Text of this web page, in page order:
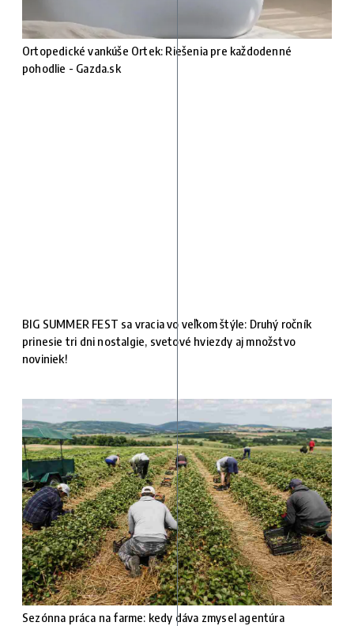
Ortopedické vankúše Ortek: Riešenia pre každodenné
pohodlie - Gazda.sk
BIG SUMMER FEST sa vracia vo veľkom štýle: Druhý ročník
prinesie tri dni nostalgie, svetové hviezdy aj množstvo
noviniek!
Sezónna práca na farme: kedy dáva zmysel agentúra